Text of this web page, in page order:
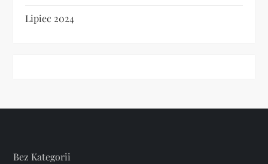
Lipiec 2024
Bez Kategorii